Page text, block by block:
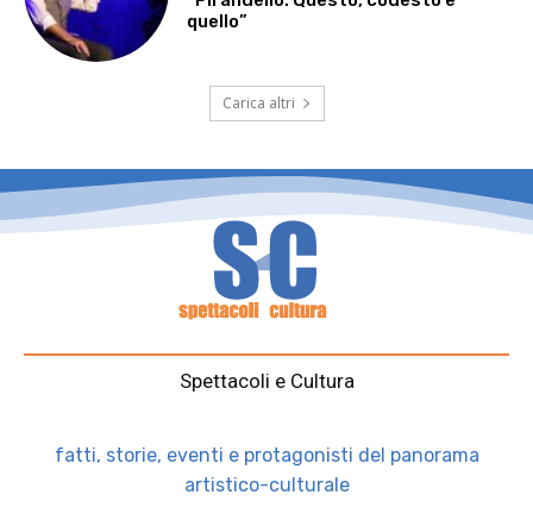
quello”
Carica altri
Spettacoli e Cultura
fatti, storie, eventi e protagonisti del panorama
artistico-culturale